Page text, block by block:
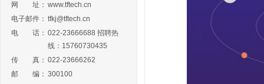
网 址： www.tftech.cn
电子邮件： tfkj@tftech.cn
电 话： 022-23666688 招聘热
线：15760730435
传 真： 022-23666262
邮 编： 300100